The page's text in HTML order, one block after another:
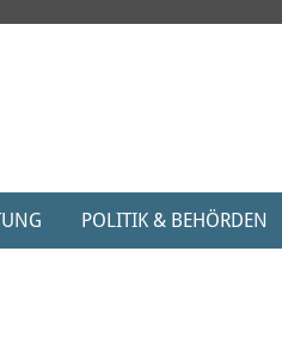
POLITIK & BEHÖRDEN